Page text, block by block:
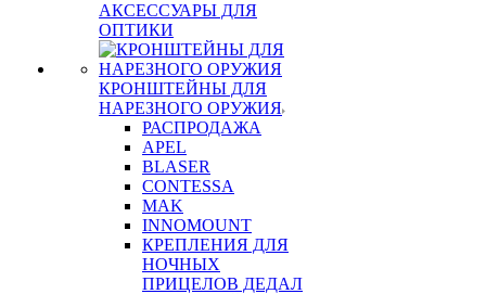
АКСЕССУАРЫ ДЛЯ
ОПТИКИ
КРОНШТЕЙНЫ ДЛЯ
НАРЕЗНОГО ОРУЖИЯ
РАСПРОДАЖА
APEL
BLASER
CONTESSA
MAK
INNOMOUNT
КРЕПЛЕНИЯ ДЛЯ
НОЧНЫХ
ПРИЦЕЛОВ ДЕДАЛ